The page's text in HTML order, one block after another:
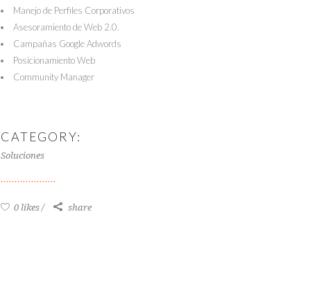
Manejo de Perfiles Corporativos
Asesoramiento de Web 2.0.
Campañas Google Adwords
Posicionamiento Web
Community Manager
CATEGORY:
Soluciones
0 likes share